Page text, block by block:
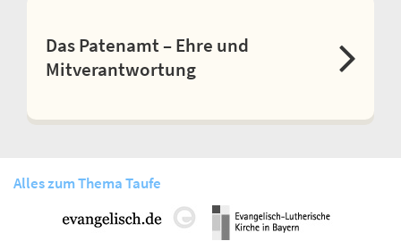
Das Patenamt – Ehre und
Mitverantwortung
Alles zum Thema Taufe